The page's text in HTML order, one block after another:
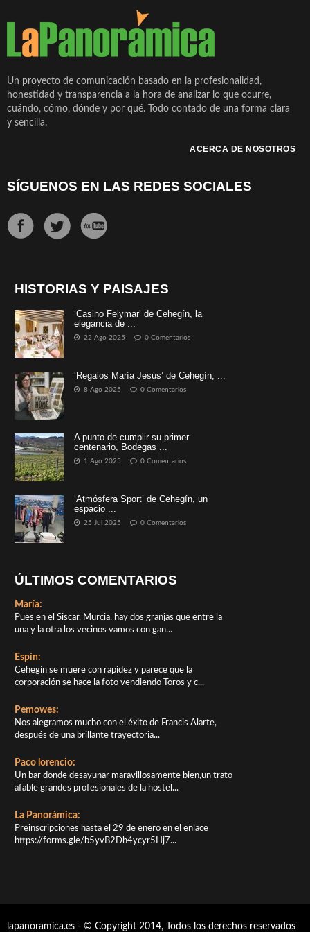
Un proyecto de comunicación basado en la profesionalidad,
honestidad y transparencia a la hora de analizar lo que ocurre,
cuándo, cómo, dónde y por qué. Todo contado de una forma clara
y sencilla.
ACERCA DE NOSOTROS
SÍGUENOS EN LAS REDES SOCIALES
HISTORIAS Y PAISAJES
‘Casino Felymar’ de Cehegín, la
elegancia de ...
22 Ago 2025 0 Comentarios
‘Regalos María Jesús’ de Cehegín, ...
8 Ago 2025 0 Comentarios
A punto de cumplir su primer
centenario, Bodegas ...
1 Ago 2025 0 Comentarios
‘Atmósfera Sport’ de Cehegín, un
espacio ...
25 Jul 2025 0 Comentarios
ÚLTIMOS COMENTARIOS
María:
Pues en el Siscar, Murcia, hay dos granjas que entre la
una y la otra los vecinos vamos con gan...
Espín:
Cehegín se muere con rapidez y parece que la
corporación se hace la foto vendiendo Toros y c...
Pemowes:
Nos alegramos mucho con el éxito de Francis Alarte,
después de una brillante trayectoria...
Paco lorencio:
Un bar donde desayunar maravillosamente bien,un trato
afable grandes profesionales de la hostel...
La Panorámica:
Preinscripciones hasta el 29 de enero en el enlace
https://forms.gle/b5yvB2Dh4ycyr5Hj7...
lapanoramica.es - © Copyright 2014, Todos los derechos reservados